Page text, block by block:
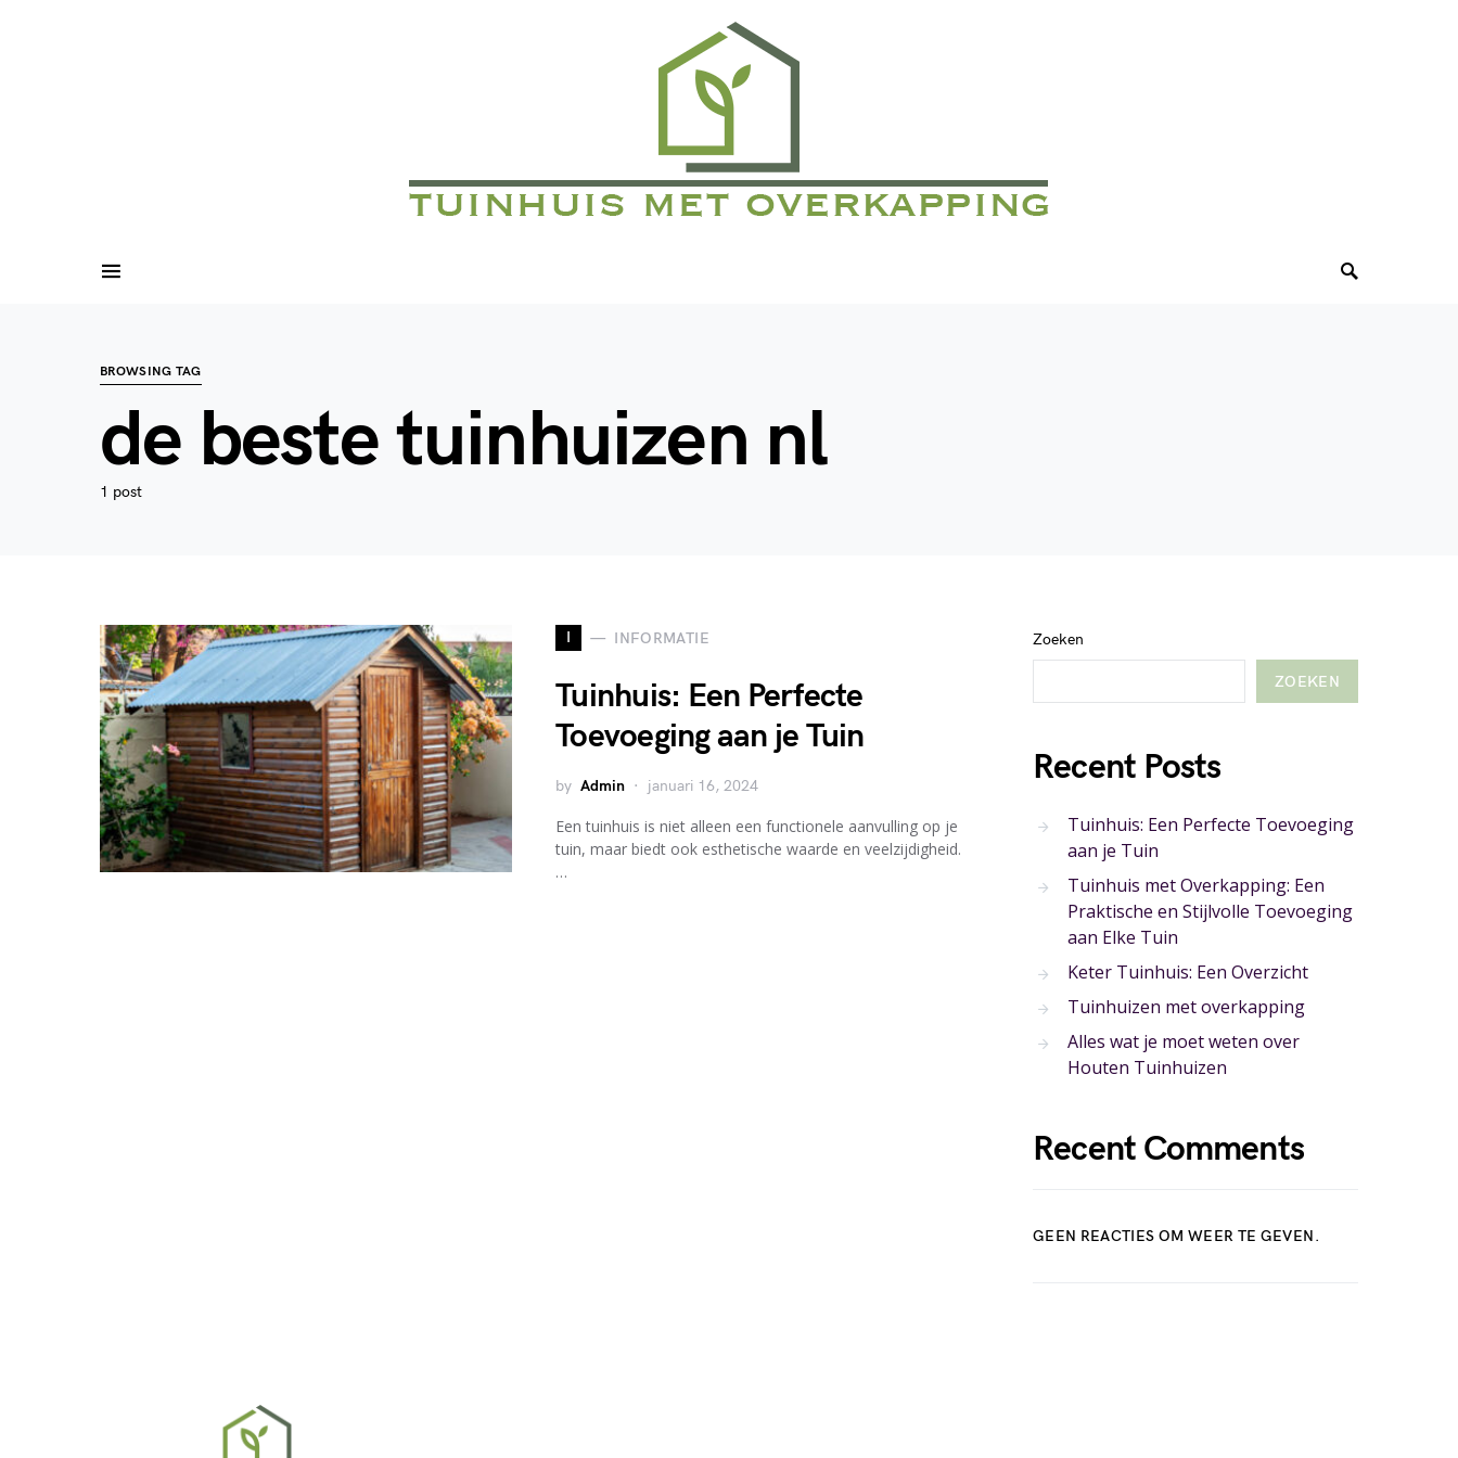
BROWSING TAG
de beste tuinhuizen nl
1 post
I INFORMATIE
Tuinhuis: Een Perfecte
Toevoeging aan je Tuin
by Admin januari 16, 2024
Een tuinhuis is niet alleen een functionele aanvulling op je
tuin, maar biedt ook esthetische waarde en veelzijdigheid.
…
Zoeken
ZOEKEN
Recent Posts
Tuinhuis: Een Perfecte Toevoeging
aan je Tuin
Tuinhuis met Overkapping: Een
Praktische en Stijlvolle Toevoeging
aan Elke Tuin
Keter Tuinhuis: Een Overzicht
Tuinhuizen met overkapping
Alles wat je moet weten over
Houten Tuinhuizen
Recent Comments
GEEN REACTIES OM WEER TE GEVEN.